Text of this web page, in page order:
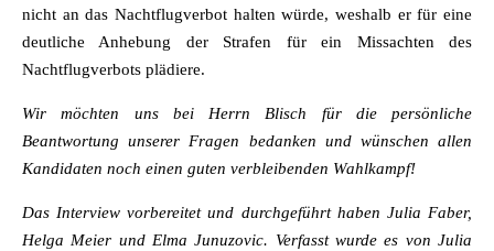
nicht an das Nachtflugverbot halten würde, weshalb er für eine
deutliche Anhebung der Strafen für ein Missachten des
Nachtflugverbots plädiere.
Wir möchten uns bei Herrn Blisch für die persönliche
Beantwortung unserer Fragen bedanken und wünschen allen
Kandidaten noch einen guten verbleibenden Wahlkampf!
Das Interview vorbereitet und durchgeführt haben Julia Faber,
Helga Meier und Elma Junuzovic. Verfasst wurde es von Julia